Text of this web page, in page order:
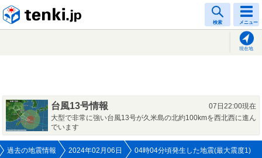
検索 メニュー
現在地
台風13号情報
07日22:00現在
大型で非常に強い台風13号が久米島の北約100kmを西北西に進ん
でいます
過去の地震情報 2024年02月06日 04時04分頃発生した地震(最大震度1)